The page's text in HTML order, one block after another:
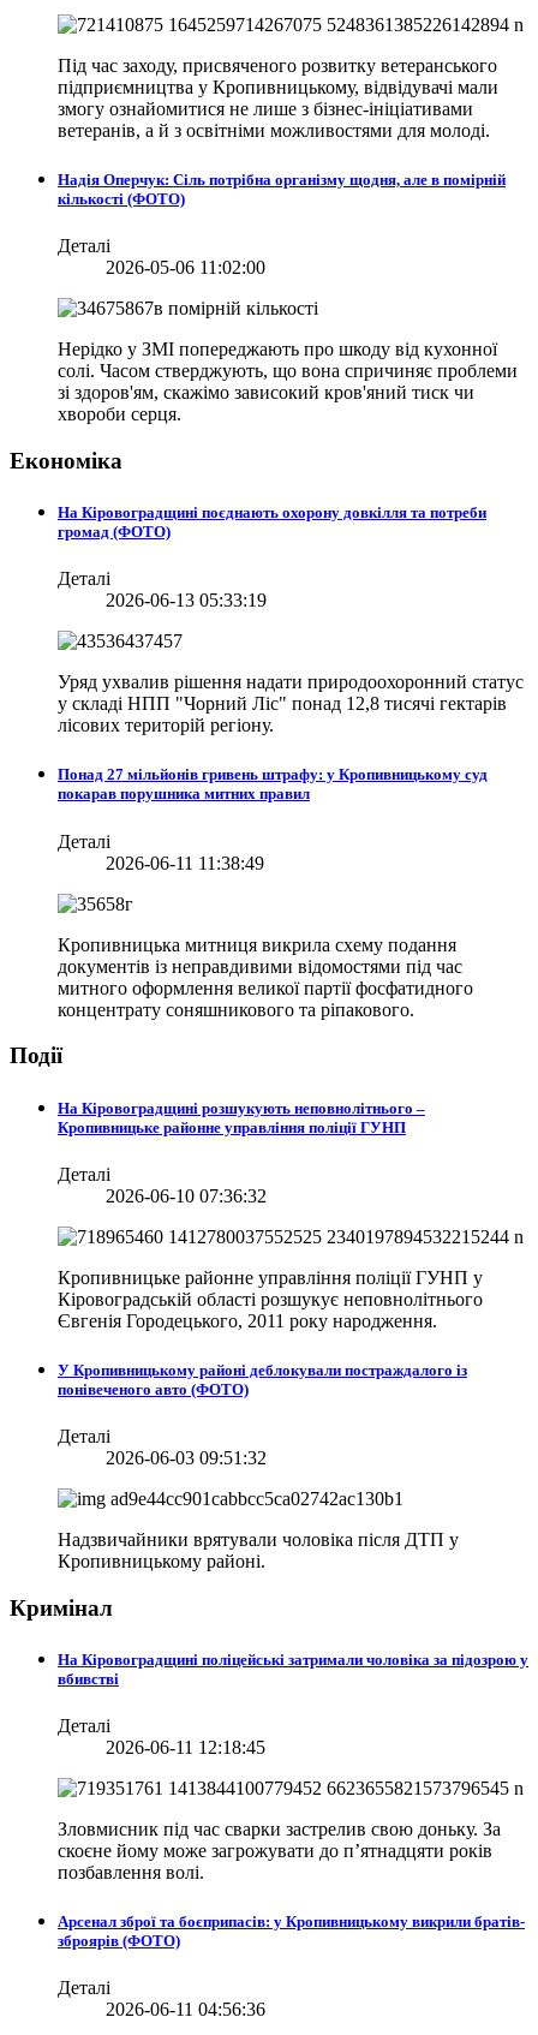
Під час заходу, присвяченого розвитку ветеранського
підприємництва у Кропивницькому, відвідувачі мали
змогу ознайомитися не лише з бізнес-ініціативами
ветеранів, а й з освітніми можливостями для молоді.
Надія Оперчук: Сіль потрібна організму щодня, але в помірній
кількості (ФОТО)
Деталі
2026-05-06 11:02:00
Нерідко у ЗМІ попереджають про шкоду від кухонної
солі. Часом стверджують, що вона спричиняє проблеми
зі здоров'ям, скажімо зависокий кров'яний тиск чи
хвороби серця.
Економіка
На Кіровоградщині поєднають охорону довкілля та потреби
громад (ФОТО)
Деталі
2026-06-13 05:33:19
Уряд ухвалив рішення надати природоохоронний статус
у складі НПП "Чорний Ліс" понад 12,8 тисячі гектарів
лісових територій регіону.
Понад 27 мільйонів гривень штрафу: у Кропивницькому суд
покарав порушника митних правил
Деталі
2026-06-11 11:38:49
Кропивницька митниця викрила схему подання
документів із неправдивими відомостями під час
митного оформлення великої партії фосфатидного
концентрату соняшникового та ріпакового.
Події
На Кіровоградщині розшукують неповнолітнього –
Кропивницьке районне управління поліції ГУНП
Деталі
2026-06-10 07:36:32
Кропивницьке районне управління поліції ГУНП у
Кіровоградській області розшукує неповнолітнього
Євгенія Городецького, 2011 року народження.
У Кропивницькому районі деблокували постраждалого із
понівеченого авто (ФОТО)
Деталі
2026-06-03 09:51:32
Надзвичайники врятували чоловіка після ДТП у
Кропивницькому районі.
Кримінал
На Кіровоградщині поліцейські затримали чоловіка за підозрою у
вбивстві
Деталі
2026-06-11 12:18:45
Зловмисник під час сварки застрелив свою доньку. За
скоєне йому може загрожувати до п’ятнадцяти років
позбавлення волі.
Арсенал зброї та боєприпасів: у Кропивницькому викрили братів-
зброярів (ФОТО)
Деталі
2026-06-11 04:56:36